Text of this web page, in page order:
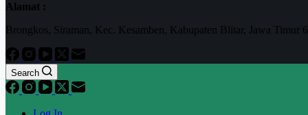
Alamat :
Brongkos, Siraman, Kec. Kesamben, Kabupaten Blitar, Jawa Timur
Search